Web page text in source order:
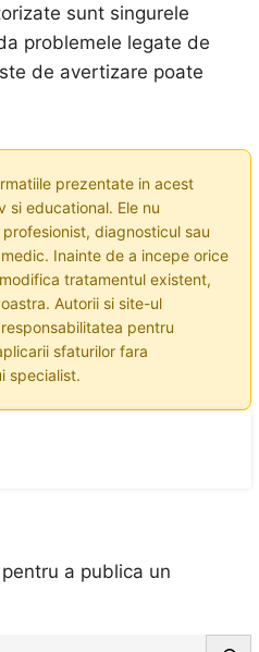
sunt singurele
problemele legate de
de avertizare poate
prezentate in acest
si educational. Ele nu
diagnosticul sau
Inainte de a incepe orice
tratamentul existent,
Autorii si site-ul
pentru
sfaturilor fara
specialist.
a publica un